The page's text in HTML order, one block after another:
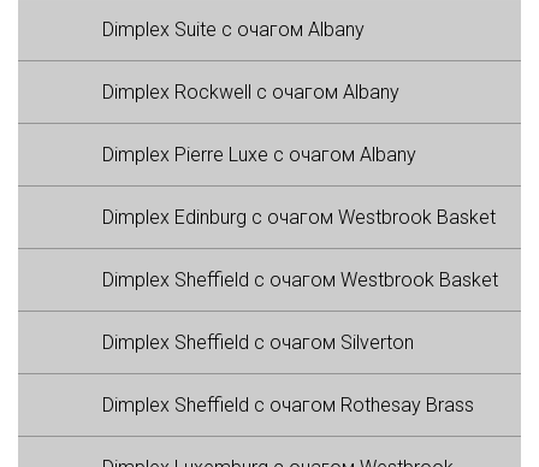
Dimplex Suite с очагом Albany
Dimplex Rockwell с очагом Albany
Dimplex Pierre Luxe с очагом Albany
Dimplex Edinburg с очагом Westbrook Basket
Dimplex Sheffield с очагом Westbrook Basket
Dimplex Sheffield с очагом Silverton
Dimplex Sheffield с очагом Rothesay Brass